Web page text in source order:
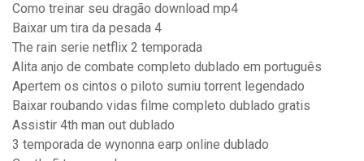
Como treinar seu dragão download mp4
Baixar um tira da pesada 4
The rain serie netflix 2 temporada
Alita anjo de combate completo dublado em português
Apertem os cintos o piloto sumiu torrent legendado
Baixar roubando vidas filme completo dublado gratis
Assistir 4th man out dublado
3 temporada de wynonna earp online dublado